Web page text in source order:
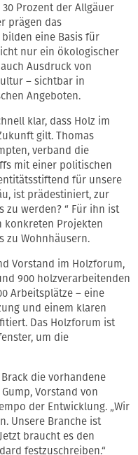
Prozent der Allgäuer
prägen das
bilden eine Basis für
nur ein ökologischer
Ausdruck von
– sichtbar in
Angeboten.
klar, dass Holz im
gilt. Thomas
verband die
mit einer politischen
für unsere
ist prädestiniert, zur
zu werden? “ Für ihn ist
konkreten Projekten
zu Wohnhäusern.
Vorstand im Holzforum,
900 holzverarbeitenden
Arbeitsplätze – eine
und einem klaren
Das Holzforum ist
um die
die vorhandene
Vorstand von
der Entwicklung. „Wir
Unsere Branche ist
braucht es den
festzuschreiben.“